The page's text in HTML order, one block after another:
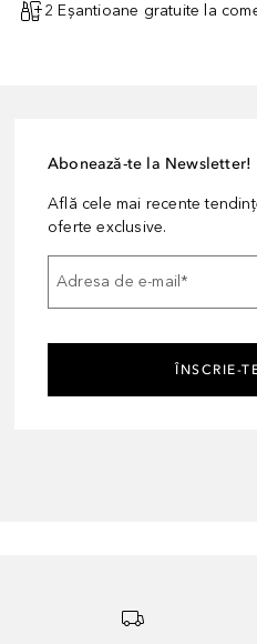
2 Eșantioane gratuite la
Abonează-te la Newsletter!
Află cele mai recente
oferte exclusive.
Adresa de e-mail*
ÎNSCRIE-